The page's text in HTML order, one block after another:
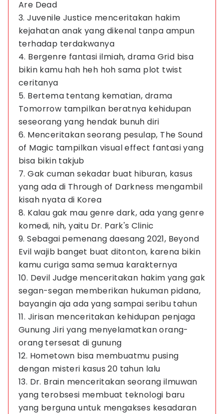
Are Dead
3. Juvenile Justice menceritakan hakim
kejahatan anak yang dikenal tanpa ampun
terhadap terdakwanya
4. Bergenre fantasi ilmiah, drama Grid bisa
bikin kamu hah heh hoh sama plot twist
ceritanya
5. Bertema tentang kematian, drama
Tomorrow tampilkan beratnya kehidupan
seseorang yang hendak bunuh diri
6. Menceritakan seorang pesulap, The Sound
of Magic tampilkan visual effect fantasi yang
bisa bikin takjub
7. Gak cuman sekadar buat hiburan, kasus
yang ada di Through of Darkness mengambil
kisah nyata di Korea
8. Kalau gak mau genre dark, ada yang genre
komedi, nih, yaitu Dr. Park's Clinic
9. Sebagai pemenang daesang 2021, Beyond
Evil wajib banget buat ditonton, karena bikin
kamu curiga sama semua karakternya
10. Devil Judge menceritakan hakim yang gak
segan-segan memberikan hukuman pidana,
bayangin aja ada yang sampai seribu tahun
11. Jirisan menceritakan kehidupan penjaga
Gunung Jiri yang menyelamatkan orang-
orang tersesat di gunung
12. Hometown bisa membuatmu pusing
dengan misteri kasus 20 tahun lalu
13. Dr. Brain menceritakan seorang ilmuwan
yang terobsesi membuat teknologi baru
yang berguna untuk mengakses kesadaran